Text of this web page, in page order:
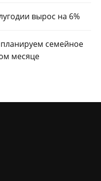
вырос на 6%
семейное
месяце